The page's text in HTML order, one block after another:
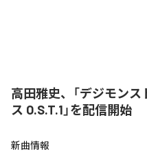
高田雅史、「デジモン
ス O.S.T.1」を配信開始
新曲情報